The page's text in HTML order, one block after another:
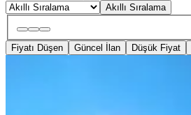
Akıllı Sıralama
Fiyatı Düşen Güncel İlan Düşük Fiyat